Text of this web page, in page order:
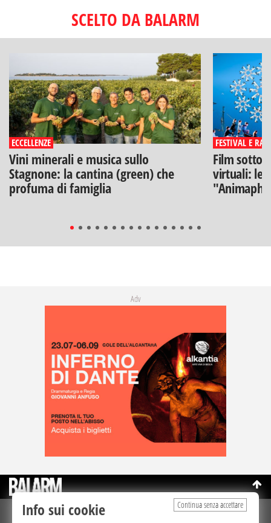
SCELTO DA BALARM
ECCELLENZE
Vini minerali e musica sullo
Stagnone: la cantina (green) che
profuma di famiglia
FESTIVAL E
Film sotto
virtuali: le
Adv
©Copyright 2003-2026
Continua senza accettare
Info sui cookie